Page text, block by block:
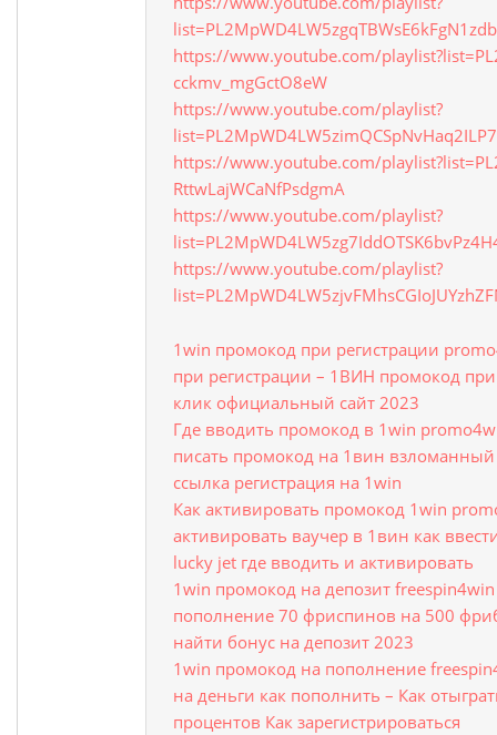
https://www.youtube.com/
cckmv_mgGctO8eW
https://www.youtube.com/playlist?
https://www.youtube.com/
RttwLajWCaNfPsdgmA
https://www.youtube.com/playlist?
https://www.youtube.com/playlist?
1win промокод при регистрации
при регистрации – 1ВИН промокод
клик официальный сайт 2023
Где вводить промокод в 1win
писать промокод на 1вин взломанный
ссылка регистрация на 1win
Как активировать промокод 1win
активировать ваучер в 1вин как
lucky jet где вводить и активировать
1win промокод на депозит
пополнение 70 фриспинов на 500
найти бонус на депозит 2023
1win промокод на пополнение
на деньги как пополнить – Как
процентов Как зарегистрироваться